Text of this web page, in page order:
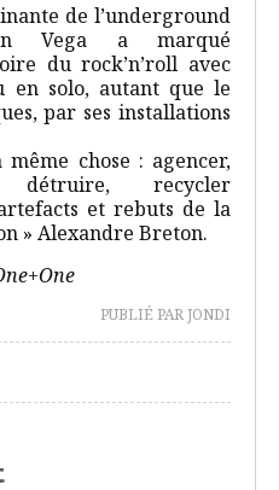
de l’underground
Vega a marqué
du rock’n’roll avec
en solo, autant que le
par ses installations
chose : agencer,
détruire, recycler
et rebuts de la
» Alexandre Breton.
PUBLIÉ PAR JONDI